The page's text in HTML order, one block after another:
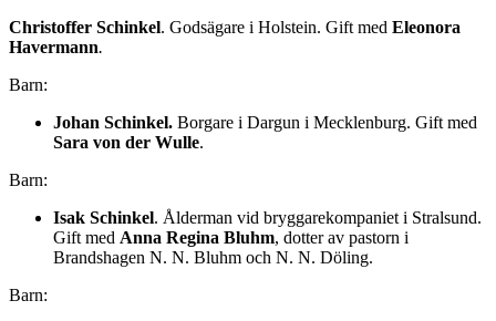
Christoffer Schinkel. Godsägare i Holstein. Gift med Eleonora
Havermann.
Barn:
Johan Schinkel. Borgare i Dargun i Mecklenburg. Gift med
Sara von der Wulle.
Barn:
Isak Schinkel. Ålderman vid bryggarekompaniet i Stralsund.
Gift med Anna Regina Bluhm, dotter av pastorn i
Brandshagen N. N. Bluhm och N. N. Döling.
Barn: